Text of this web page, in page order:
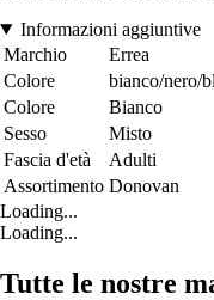
Informazioni aggiuntive
Marchio
Errea
Colore
bianco/nero/
Colore
Bianco
Sesso
Misto
Fascia d'età
Adulti
Assortimento Donovan
Loading...
Loading...
Tutte le nostre